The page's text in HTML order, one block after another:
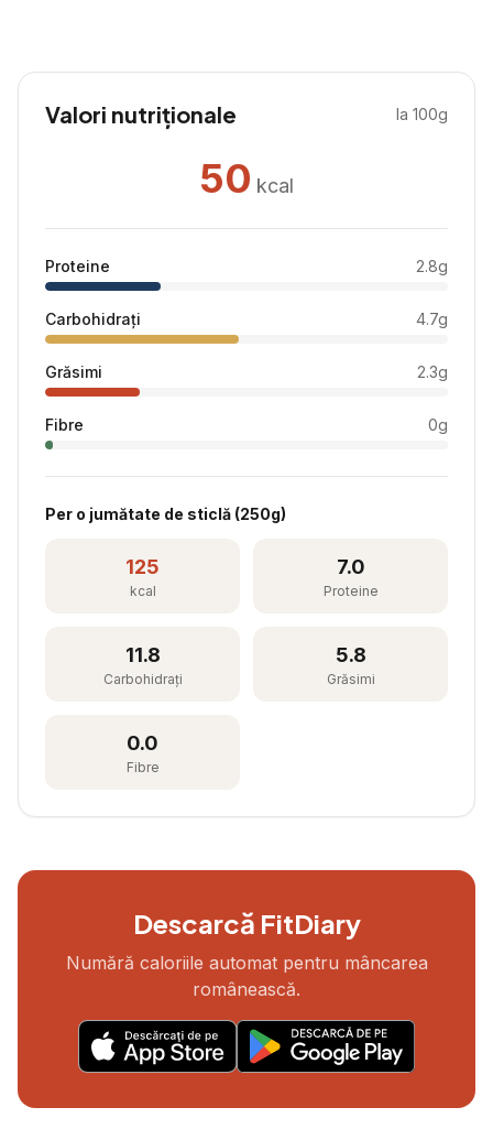
Valori nutriționale la 100g
50 kcal
Proteine 2.8g
Carbohidrați 4.7g
Grăsimi 2.3g
Fibre 0g
Per o jumătate de sticlă (250g)
125
kcal
7.0
Proteine
11.8
Carbohidrați
5.8
Grăsimi
0.0
Fibre
Descarcă FitDiary
Numără caloriile automat pentru mâncarea
românească.